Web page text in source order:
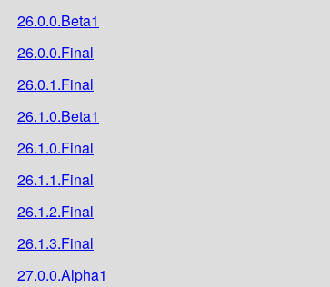
26.0.0.Beta1
26.0.0.Final
26.0.1.Final
26.1.0.Beta1
26.1.0.Final
26.1.1.Final
26.1.2.Final
26.1.3.Final
27.0.0.Alpha1